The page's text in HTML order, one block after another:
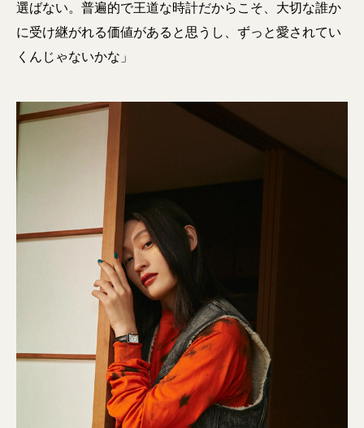
選ばない。普遍的で王道な時計だからこそ、大切な誰か
に受け継がれる価値があると思うし、ずっと愛されてい
くんじゃないかな」